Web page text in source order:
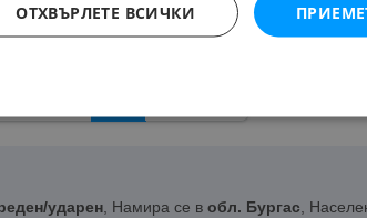
Няма маркирани обяви за печатане
ударен, Намира се в обл. Бургас,
ОТХВЪРЛЕТЕ ВСИЧКИ